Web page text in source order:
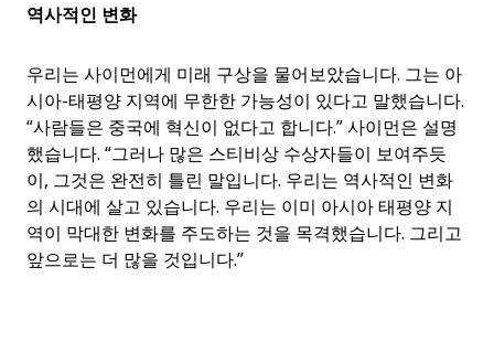
역사적인 변화
우리는 사이먼에게 미래 구상을 물어보았습니다. 그는 아
시아-태평양 지역에 무한한 가능성이 있다고 말했습니다.
“사람들은 중국에 혁신이 없다고 합니다.” 사이먼은 설명
했습니다. “그러나 많은 스티비상 수상자들이 보여주듯
이, 그것은 완전히 틀린 말입니다. 우리는 역사적인 변화
의 시대에 살고 있습니다. 우리는 이미 아시아 태평양 지
역이 막대한 변화를 주도하는 것을 목격했습니다. 그리고
앞으로는 더 많을 것입니다.”